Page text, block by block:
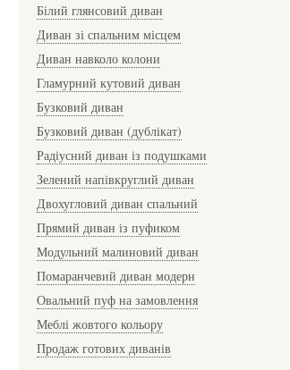
Білий глянсовий диван
Диван зі спальним місцем
Диван навколо колони
Гламурний кутовий диван
Бузковий диван
Бузковий диван (дублікат)
Радіусний диван із подушками
Зелений напівкруглий диван
Двохугловий диван спальний
Прямий диван із пуфиком
Модульний малиновий диван
Помаранчевий диван модерн
Овальний пуф на замовлення
Меблі жовтого кольору
Продаж готових диванів